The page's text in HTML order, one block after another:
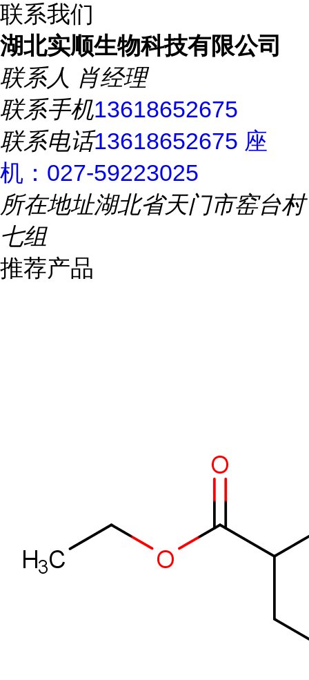
联系我们
湖北实顺生物科技有限公司
联系人 肖经理
联系手机13618652675
联系电话13618652675 座
机：027-59223025
所在地址湖北省天门市窑台村
七组
推荐产品